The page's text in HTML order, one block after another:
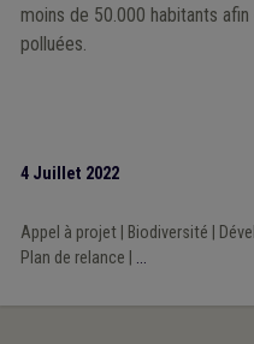
moins de 50.000 habitants
polluées.
4 Juillet 2022
Appel à projet| Biodiversité
Plan de relance
...